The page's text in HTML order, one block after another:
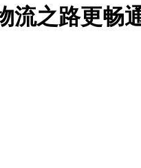
流之路更畅